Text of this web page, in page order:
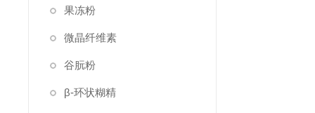
果冻粉
微晶纤维素
谷朊粉
β-环状糊精